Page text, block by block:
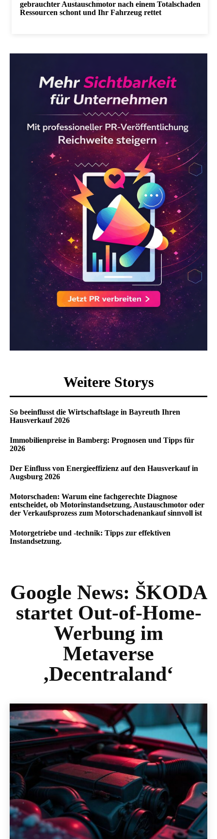
gebrauchter Austauschmotor nach einem Totalschaden
Ressourcen schont und Ihr Fahrzeug rettet
Weitere Storys
So beeinflusst die Wirtschaftslage in Bayreuth Ihren
Hausverkauf 2026
Immobilienpreise in Bamberg: Prognosen und Tipps für
2026
Der Einfluss von Energieeffizienz auf den Hausverkauf in
Augsburg 2026
Motorschaden: Warum eine fachgerechte Diagnose
entscheidet, ob Motorinstandsetzung, Austauschmotor oder
der Verkaufsprozess zum Motorschadenankauf sinnvoll ist
Motorgetriebe und -technik: Tipps zur effektiven
Instandsetzung.
Google News: ŠKODA
startet Out-of-Home-
Werbung im
Metaverse
,Decentraland‘